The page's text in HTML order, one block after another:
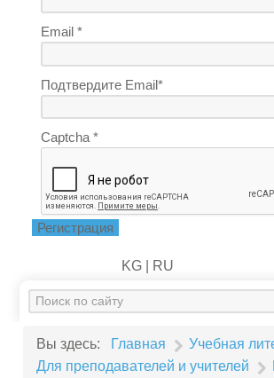
Email *
Подтвердите Email*
Captcha *
Регистрация
KG | RU
Искать...
Вы здесь: Главная
Учебная
Для преподавателей и учителей